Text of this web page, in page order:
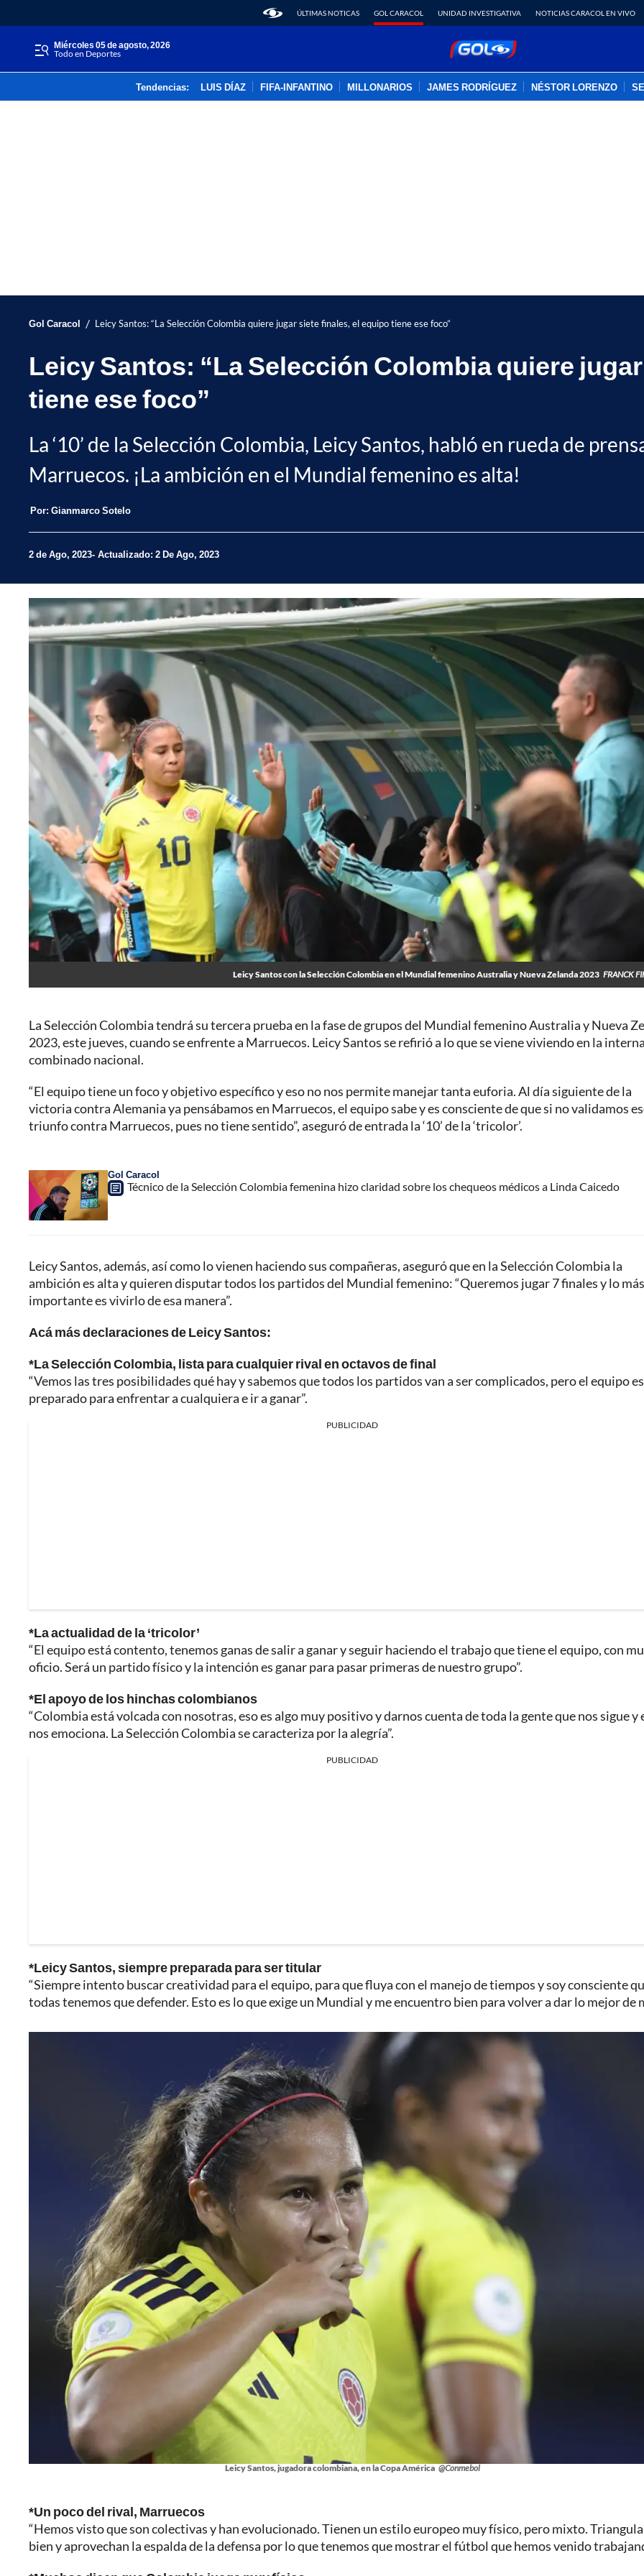
ÚLTIMAS NOTICAS GOL CARACOL UNIDAD INVESTIGATIVA NOTICIAS CARACOL EN VIVO
miércoles 05 de agosto, 2026
Todo en Deportes
Tendencias: LUIS DÍAZ FIFA-INFANTINO MILLONARIOS JAMES RODRÍGUEZ NÉSTOR LORENZO
Gol Caracol / Leicy Santos: “La Selección Colombia quiere jugar siete finales, el equipo tiene ese foco”
Leicy Santos: “La Selección Colombia quiere
tiene ese foco”
La ‘10’ de la Selección Colombia, Leicy Santos, habló en rueda de
Marruecos. ¡La ambición en el Mundial femenino es alta!
Por: Gianmarco Sotelo
2 de Ago, 2023 Actualizado: 2 De Ago, 2023
Leicy Santos con la Selección Colombia en el Mundial femenino Australia y Nueva Zelanda 2023 FRANCK
La Selección Colombia tendrá su tercera prueba en la fase de grupos del Mundial femenino Australia y Nueva
2023, este jueves, cuando se enfrente a Marruecos. Leicy Santos se refirió a lo que se viene viviendo en la
combinado nacional.
“El equipo tiene un foco y objetivo específico y eso no nos permite manejar tanta euforia. Al día siguiente de la
victoria contra Alemania ya pensábamos en Marruecos, el equipo sabe y es consciente de que si no validamos
triunfo contra Marruecos, pues no tiene sentido”, aseguró de entrada la ‘10’ de la ‘tricolor’.
Gol Caracol
Técnico de la Selección Colombia femenina hizo claridad sobre los chequeos médicos a Linda Caicedo
Leicy Santos, además, así como lo vienen haciendo sus compañeras, aseguró que en la Selección Colombia la
ambición es alta y quieren disputar todos los partidos del Mundial femenino: “Queremos jugar 7 finales y lo más
importante es vivirlo de esa manera”.
Acá más declaraciones de Leicy Santos:
*La Selección Colombia, lista para cualquier rival en octavos de final
“Vemos las tres posibilidades qué hay y sabemos que todos los partidos van a ser complicados, pero el equipo
preparado para enfrentar a cualquiera e ir a ganar”.
PUBLICIDAD
*La actualidad de la ‘tricolor’
“El equipo está contento, tenemos ganas de salir a ganar y seguir haciendo el trabajo que tiene el equipo, con
oficio. Será un partido físico y la intención es ganar para pasar primeras de nuestro grupo”.
*El apoyo de los hinchas colombianos
“Colombia está volcada con nosotras, eso es algo muy positivo y darnos cuenta de toda la gente que nos sigue y
nos emociona. La Selección Colombia se caracteriza por la alegría”.
PUBLICIDAD
*Leicy Santos, siempre preparada para ser titular
“Siempre intento buscar creatividad para el equipo, para que fluya con el manejo de tiempos y soy consciente
todas tenemos que defender. Esto es lo que exige un Mundial y me encuentro bien para volver a dar lo mejor de
Leicy Santos, jugadora colombiana, en la Copa América @Conmebol
*Un poco del rival, Marruecos
“Hemos visto que son colectivas y han evolucionado. Tienen un estilo europeo muy físico, pero mixto.
bien y aprovechan la espalda de la defensa por lo que tenemos que mostrar el fútbol que hemos venido